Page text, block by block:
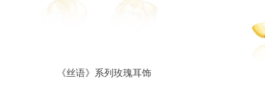
《丝语》系列玫瑰耳饰